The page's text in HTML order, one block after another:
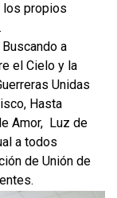
los propios
a
el Cielo y la
Unidas
Hasta
Amor, Luz de
a todos
de Unión de